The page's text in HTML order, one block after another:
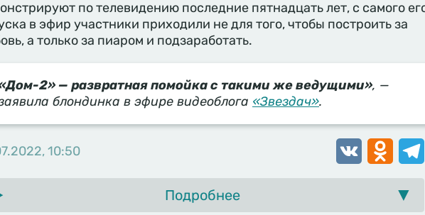
по телевидению последние пятнадцать лет, с самого
в эфир участники приходили не для того, чтобы построить за
а только за пиаром и подзаработать.
2» — развратная помойка с такими же ведущими», —
блондинка в эфире видеоблога «Звездач».
10:50 VK
Подробнее